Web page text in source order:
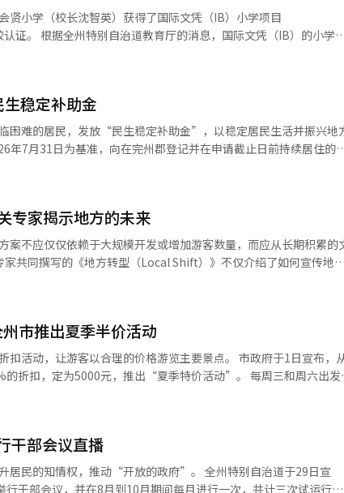
例决定建筑面积在165㎡至330㎡之间的适用情况。 此外，使
案例，只要符合消防安全和停车标准等法律规定的要求，也可获得
够迅速处理民众的请求，建立行政支持体系。 市政府还计划
宣传申请对象和程序，以确保符合条件的市民能够在实施期间内申
重，
“我们将积极发挥作用，提高孔子的名誉，并广泛传播荣誉的价
誉团体沟通，确保荣誉的价值能够延续到市民的日常生活和未来世
的健康权利受损和医疗盲区问题。※ 本报道经人工智能（AI）系统翻
贤小学（校长沈智英）获得了国际文凭（IB）小学项目
）的小学教
学生自主提问和探究，结合课堂和评估，创造深入的学习体验。该
并将研究成果反映到课程和教学中。此外，作为全州课堂咨询中
州教师共享，发挥了课堂和评估改进的中心作用。 前州附属小
，将学校实践与大学研究相结合，持续积累基于IB的教学和评估改
主动参与者。 千浩成教育厅长：“通过地方政府
周政策会议上表示：“教育不仅仅是在学校内培养孩子，地方政府
出，各地区的教育局应主动发掘与地方政府合作的议题，并请求地
”他呼吁教育局和地方首长共同合作，解决儿童问题，激活地方经济
款是国家根据
道教育厅拨付的资金。 千教育厅长表示：“要开展工
获取与我们的努力密切相关，要求预算部门与各支持中心沟通，
稳定补助金
困难的居民，发放“民生稳定补助金”，以稳定居民生活并振兴地
堵并
。 预付卡可使用至12月31日，且必须在完
，郡政府将从8月开始，通
进行集中宣传，并与各乡镇合作做好发放准备。 完州郡郡守尤
活负担，并为地方商业注入活力。”他还表示：“我们将全力以
元的地方自有高油价受害补助金（民生稳定补助金），并承诺在任
管理公社电子资
正艺术列车位于三礼邑，是将2011年停
”预计于8月31日完工，该项目是全州与完州的共生事业。 万京
观景休息区，全州市将在花田洞一带建设停车场和入路等基础设
专家揭示地方的未来
案不应仅仅依赖于大规模开发或增加游客数量，而应从长期积累的
共同撰写的《地方转型（Local Shift）》不仅介绍了如何宣传地
。 出版商新的人们于3日宣布，8位公关专
讨了地方品牌、故事讲述、地方食品、旅游、交通、信息技术、气
的竞争力的方案。 在海外对韩国人生活文化的关注
活方式和文化也可以成为在全球市场中具有竞争力的内容。 作者们
游客的竞争来决定。他们强调，重新解读日常生活中的文化和共同
价值，这样才能形成长期的竞争力。 本书共分为8章，从
交通、信息技术、可持续性和地区共同体等多个领域的潜力。 在旅
，超越了仅关注游客数量的传统方法。同时，书中还探讨了交通基
市推出夏季半价活动
客以合理的价格游览主要景点。 市政府于1日宣布，从
为5000元，推出“夏季特价活动”。 每周三和周六出发
书馆 △全州韩屋村 △全州植物园 △相关柏树林等全州附近的疗愈
样化的路线，让游客感受
干部会议直播
，推动“开放的政府”。 全州特别自治道于29日宣
干部会议，并在8月到10月期间每月进行一次，共计三次试运行直